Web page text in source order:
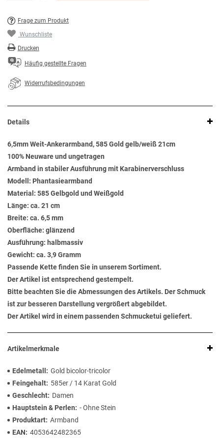
Frage zum Produkt
Wunschliste
Drucken
Häufig gestellte Fragen
Widerrufsbedingungen
Details
6,5mm Weit-Ankerarmband, 585 Gold gelb/weiß 21cm
100% Neuware und ungetragen
Armband in stabiler Ausführung mit Karabinerverschluss
Modell: Phantasiearmband
Material: 585 Gelbgold und Weißgold
Länge: ca. 21 cm
Breite: ca. 6,5 mm
Oberfläche: glänzend
Ausführung: halbmassiv
Gewicht: ca. 3,9 Gramm
Passende Kette finden Sie in unserem Sortiment.
Der Artikel ist entsprechend gestempelt.
Bitte beachten Sie die Abmessungen des Artikels. Der Schmuck
ist zur besseren Darstellung vergrößert abgebildet.
Der Artikel wird in einem passenden Schmucketui geliefert.
Artikelmerkmale
Edelmetall
Gold bicolor-tricolor
Feingehalt
585er / 14 Karat Gold
Geschlecht
Damen
Hauptstein & Perlen
- Ohne Stein
Produktart Armband
EAN
4053642482365